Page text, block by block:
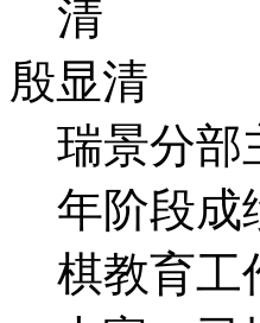
殷显清
瑞景分部
年阶段成
棋教育工